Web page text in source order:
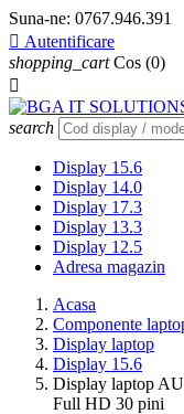
Suna-ne: 0767.946.391
 Autentificare
shopping_cart Cos (0)

search
Display 15.6
Display 14.0
Display 17.3
Display 13.3
Display 12.5
Adresa magazin
Acasa
Componente
Display laptop
Display 15.6
Display laptop
Full HD 30 pini